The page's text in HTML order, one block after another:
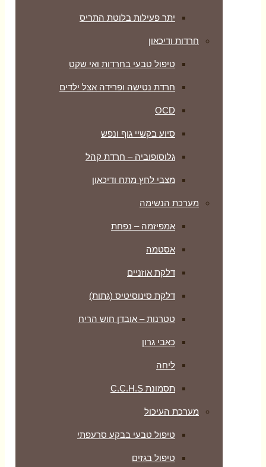
יתר פעילות בלוטת התריס
חרדות ודיכאון
טיפול טבעי בחרדות ואי שקט
חרדת נטישה ופרידה אצל ילדים
OCD
סיוע בקשיי גוף ונפש
גלוסופוביה – חרדת קהל
מצבי לחץ מתח ודיכאון
מערכת הנשימה
אמפיזמה – נפחת
אסטמה
דלקת אוזניים
דלקת סינוסיטיס (גתות)
טטרנות – אובדן חוש הריח
כאבי גרון
ליחה
תסמונת C.C.H.S
מערכת העיכול
טיפול טבעי בבקע סרעפתי
טיפול בגזים